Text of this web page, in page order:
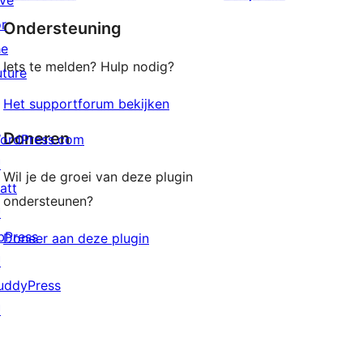
beoordeling
Ondersteuning
Iets te melden? Hulp nodig?
Het supportforum bekijken
Doneren
Wil je de groei van deze plugin
ondersteunen?
Doneer aan deze plugin